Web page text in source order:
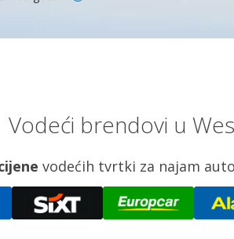
Vodeći brendovi u
vodećih tvrtki za najam